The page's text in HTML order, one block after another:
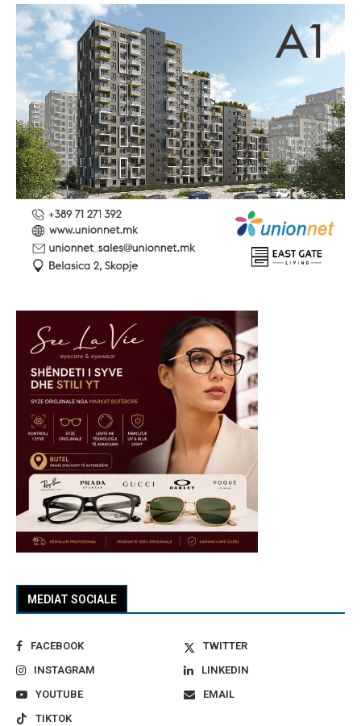
MEDIAT SOCIALE
FACEBOOK
TWITTER
INSTAGRAM
LINKEDIN
YOUTUBE
EMAIL
TIKTOK